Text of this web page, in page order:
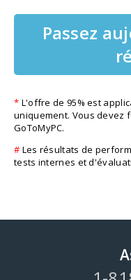
Passez
* L'offre de 95% est
uniquement. Vous devez
GoToMyPC.
# Les résultats de
tests internes et